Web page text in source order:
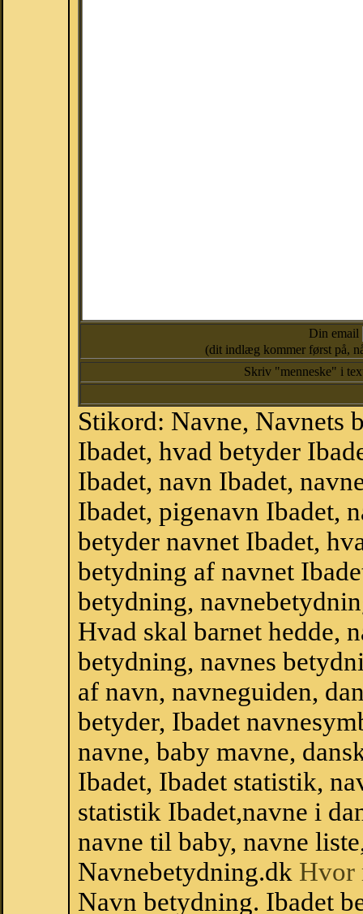
Din email
(dit indlæg kommer først på,
Skriv "menneske" i
Stikord: Navne, Navnets
Ibadet, hvad betyder
Ibadet, navn Ibadet,
Ibadet, pigenavn Ibadet,
betyder navnet Ibadet,
betydning af navnet
betydning,
Hvad skal barnet hedde,
betydning, navnes
af navn, navneguiden,
betyder, Ibadet
navne, baby mavne,
Ibadet, Ibadet statistik,
statistik Ibadet,navne i
navne til baby, navne
Navnebetydning.dk Hvor
Navn betydning. Ibadet